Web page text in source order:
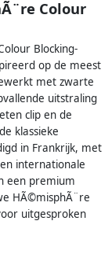
Colour
Blocking-
op de meest
met zwarte
uitstraling
clip en de
klassieke
in Frankrijk, met
internationale
een premium
HÃ©misphÃ¨re
uitgesproken